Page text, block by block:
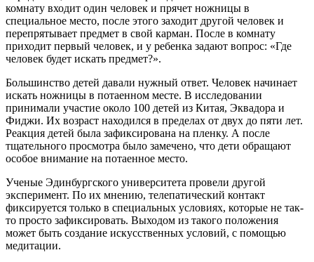
комнату входит один человек и прячет ножницы в
специальное место, после этого заходит другой человек и
перепрятывает предмет в свой карман. После в комнату
приходит первый человек, и у ребенка задают вопрос: «Где
человек будет искать предмет?».
Большинство детей давали нужный ответ. Человек начинает
искать ножницы в потаенном месте. В исследовании
принимали участие около 100 детей из Китая, Эквадора и
Фиджи. Их возраст находился в пределах от двух до пяти лет.
Реакция детей была зафиксирована на пленку. А после
тщательного просмотра было замечено, что дети обращают
особое внимание на потаенное место.
Ученые Эдинбургского университета провели другой
эксперимент. По их мнению, телепатический контакт
фиксируется только в специальных условиях, которые не так-
то просто зафиксировать. Выходом из такого положения
может быть создание искусственных условий, с помощью
медитации.